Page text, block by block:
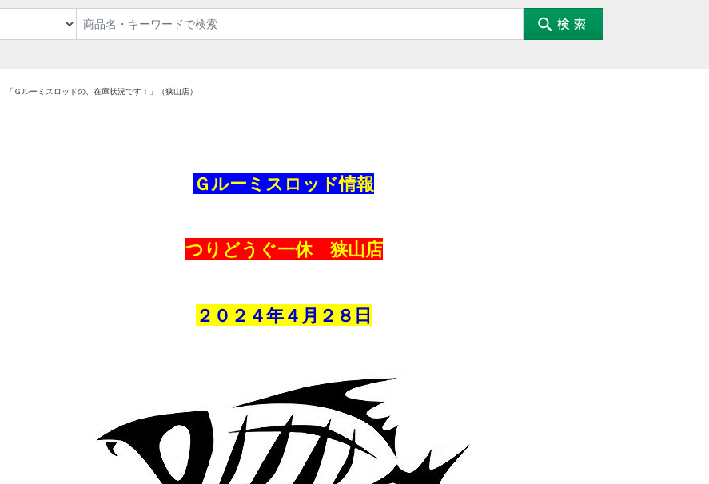
「Ｇルーミスロッドの、在庫状況です！」（狭山店）
Ｇルーミスロッド情報
つりどうぐ一休 狭山店
２０２４年４ 月２８ 日